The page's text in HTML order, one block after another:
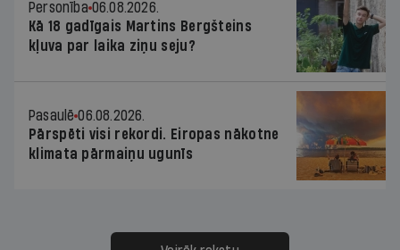
Personība 06.08.2026.
Kā 18 gadīgais Martins Bergšteins
kļuva par laika ziņu seju?
Pasaulē 06.08.2026.
Pārspēti visi rekordi. Eiropas nākotne
klimata pārmaiņu ugunīs